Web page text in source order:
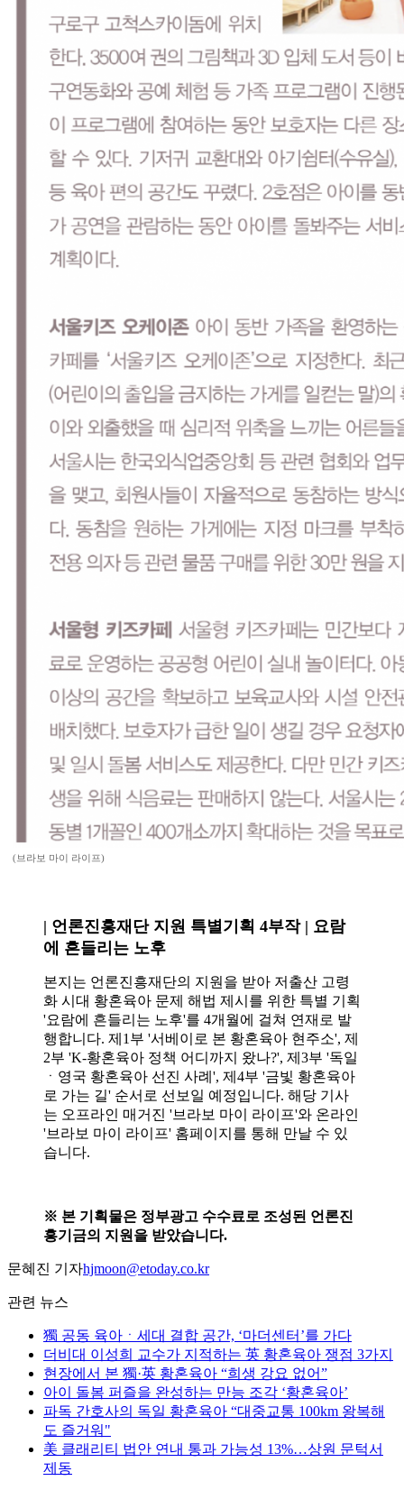
(브라보 마이 라이프)
| 언론진흥재단 지원 특별기획 4부작 | 요람
에 흔들리는 노후
본지는 언론진흥재단의 지원을 받아 저출산 고령
화 시대 황혼육아 문제 해법 제시를 위한 특별 기획
'요람에 흔들리는 노후'를 4개월에 걸쳐 연재로 발
행합니다. 제1부 '서베이로 본 황혼육아 현주소', 제
2부 'K-황혼육아 정책 어디까지 왔나?', 제3부 '독일
ㆍ영국 황혼육아 선진 사례', 제4부 '금빛 황혼육아
로 가는 길' 순서로 선보일 예정입니다. 해당 기사
는 오프라인 매거진 '브라보 마이 라이프'와 온라인
'브라보 마이 라이프' 홈페이지를 통해 만날 수 있
습니다.
※ 본 기획물은 정부광고 수수료로 조성된 언론진
흥기금의 지원을 받았습니다.
문혜진 기자hjmoon@etoday.co.kr
관련 뉴스
獨 공동 육아ㆍ세대 결합 공간, ‘마더센터’를 가다
더비대 이성희 교수가 지적하는 英 황혼육아 쟁점 3가지
현장에서 본 獨·英 황혼육아 “희생 강요 없어”
아이 돌봄 퍼즐을 완성하는 만능 조각 ‘황혼육아’
파독 간호사의 독일 황혼육아 “대중교통 100km 왕복해
도 즐거워"
美 클래리티 법안 연내 통과 가능성 13%…상원 문턱서
제동